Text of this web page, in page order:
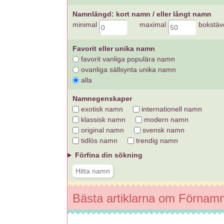
Namnlängd: kort namn / eller långt namn
minimal
maximal
Favorit eller unika namn
favorit vanliga populära namn
ovanliga sällsynta unika namn
alla
Namnegenskaper
exotisk namn
internationell namn
klassisk namn
modern namn
original namn
svensk namn
tidlös namn
trendig namn
Förfina din sökning
Bästa artiklarna om